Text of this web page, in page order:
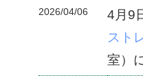
2026/04/06
4月9
スト
室）